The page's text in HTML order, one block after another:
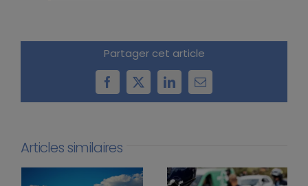
Partager cet article
Facebook
X LinkedInEmail
Articles similaires